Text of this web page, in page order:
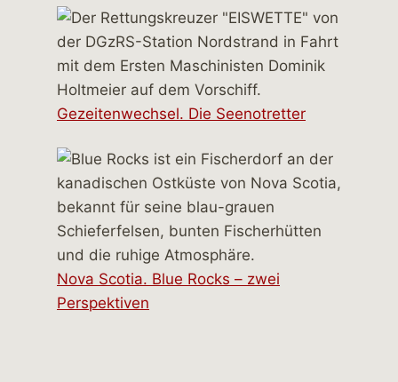
Gezeitenwechsel. Die Seenotretter
Nova Scotia. Blue Rocks – zwei
Perspektiven